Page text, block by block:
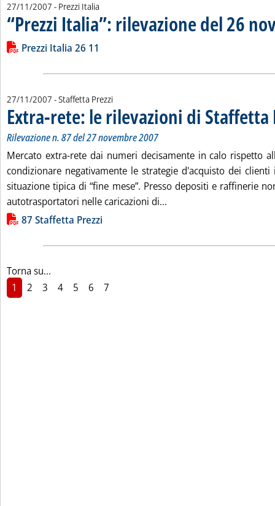
27/11/2007 - Prezzi Italia
“Prezzi Italia”: rilevazione del 26
Leggi tutta la notizia: '“Prezzi Italia”: rilevazione del 26
Lista allegati PDF alla notizia
Prezzi Italia 26 11
27/11/2007 - Staffetta Prezzi
Extra-rete: le rilevazioni di Staffetta
Rilevazione n. 87 del 27 novembre 2007
Mercato extra-rete dai numeri decisamente in calo rispetto
condizionare negativamente le strategie d'acquisto dei
situazione tipica di “fine mese”. Presso depositi e raffinerie
autotrasportatori nelle caricazioni di...
Lista allegati PDF alla notizia
87 Staffetta Prezzi
Torna su...
1
2 3 4 5 6 7